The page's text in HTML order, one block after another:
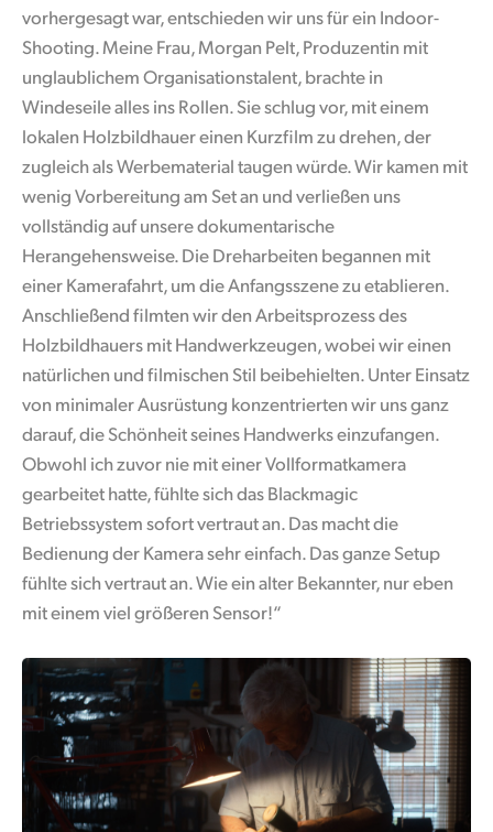
vorhergesagt war, entschieden wir uns für ein Indoor-
Shooting. Meine Frau, Morgan Pelt, Produzentin mit
unglaublichem Organisationstalent, brachte in
Windeseile alles ins Rollen. Sie schlug vor, mit einem
lokalen Holzbildhauer einen Kurzfilm zu drehen, der
zugleich als Werbematerial taugen würde. Wir kamen mit
wenig Vorbereitung am Set an und verließen uns
vollständig auf unsere dokumentarische
Herangehensweise. Die Dreharbeiten begannen mit
einer Kamerafahrt, um die Anfangsszene zu etablieren.
Anschließend filmten wir den Arbeitsprozess des
Holzbildhauers mit Handwerkzeugen, wobei wir einen
natürlichen und filmischen Stil beibehielten. Unter Einsatz
von minimaler Ausrüstung konzentrierten wir uns ganz
darauf, die Schönheit seines Handwerks einzufangen.
Obwohl ich zuvor nie mit einer Vollformatkamera
gearbeitet hatte, fühlte sich das Blackmagic
Betriebssystem sofort vertraut an. Das macht die
Bedienung der Kamera sehr einfach. Das ganze Setup
fühlte sich vertraut an. Wie ein alter Bekannter, nur eben
mit einem viel größeren Sensor!“